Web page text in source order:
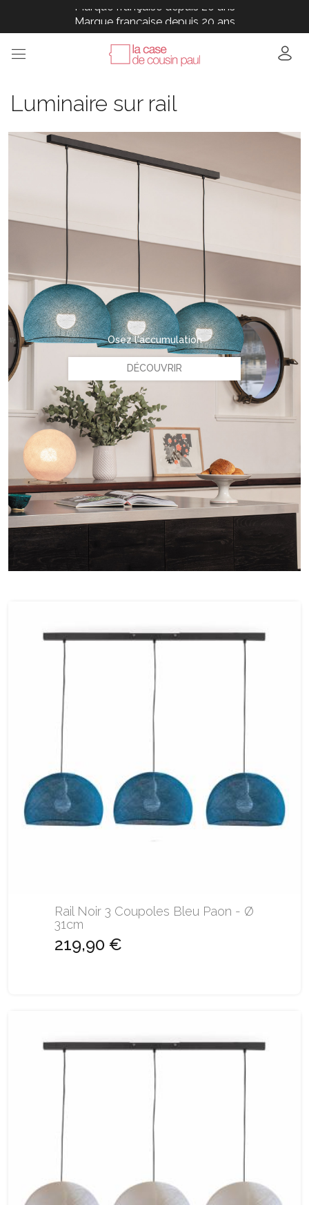
Marque française depuis 20 ans
Marque française depuis 20 ans
Marque française depuis 20 ans
Marque française depuis 20 ans
Luminaire sur rail
Osez l'accumulation
DÉCOUVRIR
Rail Noir 3 Coupoles Bleu Paon - Ø
31cm
219,90 €